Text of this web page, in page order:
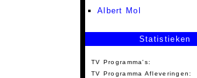
Albert Mol
Statistieken
TV Programma's:
TV Programma Afleveringen: